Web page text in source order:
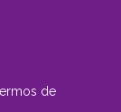
de